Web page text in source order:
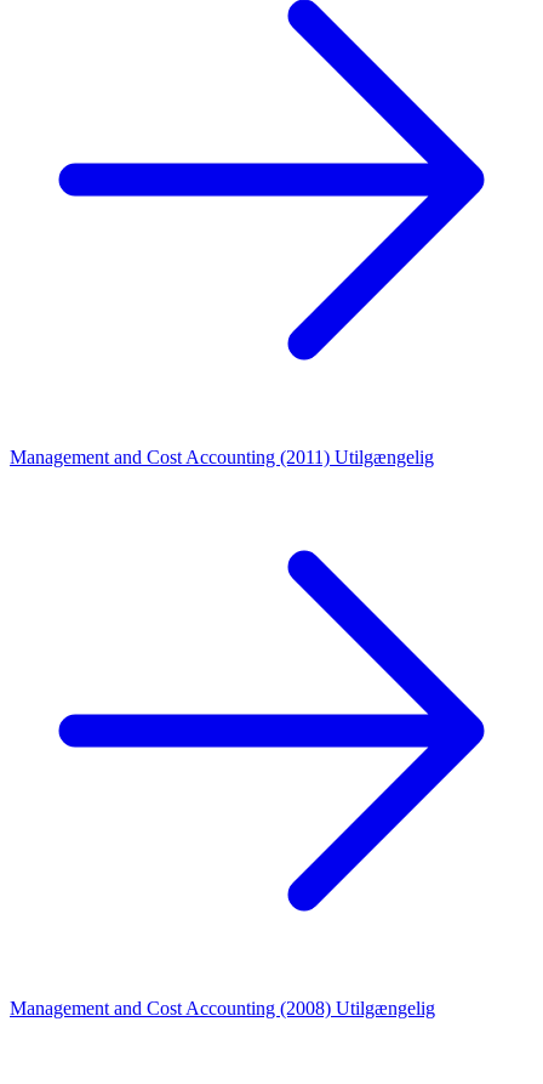
Management and Cost Accounting (2011) Utilgængelig
Management and Cost Accounting (2008) Utilgængelig